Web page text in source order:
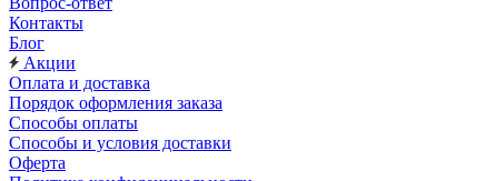
Контакты
Блог
Акции
Оплата и доставка
Порядок оформления заказа
Способы оплаты
Способы и условия доставки
Оферта